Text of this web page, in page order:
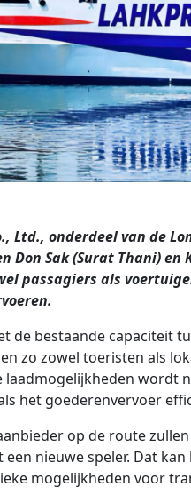
Ltd., onderdeel van de
Don Sak (Surat Thani) en
passagiers als
de bestaande capaciteit
zo zowel toeristen als
wordt
het goederenvervoer
op de route zullen
nieuwe speler. Dat
mogelijkheden voor